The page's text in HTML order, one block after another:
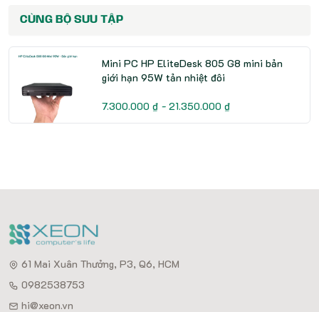
CÙNG BỘ SƯU TẬP
Mini PC HP EliteDesk 805 G8 mini bản
giới hạn 95W tản nhiệt đôi
7.300.000 ₫ - 21.350.000 ₫
61 Mai Xuân Thưởng, P3, Q6, HCM
0982538753
hi@xeon.vn